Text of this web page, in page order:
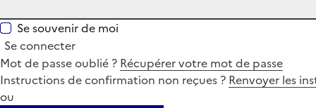
Se souvenir de moi
Se connecter
Mot de passe oublié ? Récupérer votre mot de passe
Instructions de confirmation non reçues ? Renvoyer les
ou